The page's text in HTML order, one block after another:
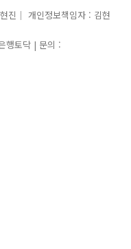
진｜ 개인정보책임자 : 김현
행토닥 | 문의 :